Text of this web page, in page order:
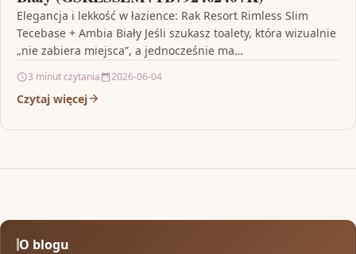
Elegancja i lekkość w łazience: Rak Resort Rimless Slim
Tecebase + Ambia Biały Jeśli szukasz toalety, która wizualnie
„nie zabiera miejsca”, a jednocześnie ma…
3 minut czytania 2026-06-04
Czytaj więcej
O blogu